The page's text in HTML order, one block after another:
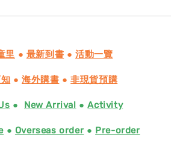
里 ● 最新到書 ●活動一覽
● 海外購書 ●非現貨預購
● New Arrival ●Activity
● Overseas order● Pre-order